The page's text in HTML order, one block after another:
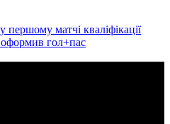
матчі кваліфікації
оформив гол+пас